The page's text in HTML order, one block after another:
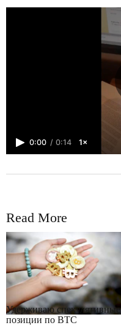
0:00 / 0:14 1×
Read More
RRCNEWS_RU
Удерживаю спекулятивные
позиции по BTC